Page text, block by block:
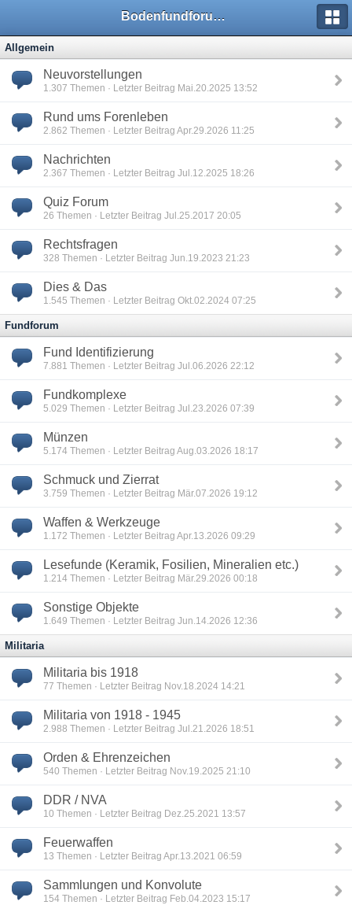
Bodenfundforum.com
Allgemein
Neuvorstellungen
1.307 Themen · Letzter Beitrag Mai.20.2025 13:52
Rund ums Forenleben
2.862 Themen · Letzter Beitrag Apr.29.2026 11:25
Nachrichten
2.367 Themen · Letzter Beitrag Jul.12.2025 18:26
Quiz Forum
26 Themen · Letzter Beitrag Jul.25.2017 20:05
Rechtsfragen
328 Themen · Letzter Beitrag Jun.19.2023 21:23
Dies & Das
1.545 Themen · Letzter Beitrag Okt.02.2024 07:25
Fundforum
Fund Identifizierung
7.881 Themen · Letzter Beitrag Jul.06.2026 22:12
Fundkomplexe
5.029 Themen · Letzter Beitrag Jul.23.2026 07:39
Münzen
5.174 Themen · Letzter Beitrag Aug.03.2026 18:17
Schmuck und Zierrat
3.759 Themen · Letzter Beitrag Mär.07.2026 19:12
Waffen & Werkzeuge
1.172 Themen · Letzter Beitrag Apr.13.2026 09:29
Lesefunde (Keramik, Fosilien, Mineralien etc.)
1.214 Themen · Letzter Beitrag Mär.29.2026 00:18
Sonstige Objekte
1.649 Themen · Letzter Beitrag Jun.14.2026 12:36
Militaria
Militaria bis 1918
77 Themen · Letzter Beitrag Nov.18.2024 14:21
Militaria von 1918 - 1945
2.988 Themen · Letzter Beitrag Jul.21.2026 18:51
Orden & Ehrenzeichen
540 Themen · Letzter Beitrag Nov.19.2025 21:10
DDR / NVA
10 Themen · Letzter Beitrag Dez.25.2021 13:57
Feuerwaffen
13 Themen · Letzter Beitrag Apr.13.2021 06:59
Sammlungen und Konvolute
154 Themen · Letzter Beitrag Feb.04.2023 15:17